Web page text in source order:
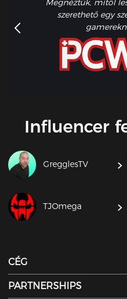
Megnéztük, mitől
szerethető egy
Influencer
GregglesTV
TJOmega
CÉG
PARTNERSHIPS